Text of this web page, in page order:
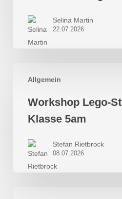
Selina Martin
22.07.2026
Allgemein
Lego-
Motion
Klasse
Workshop Lego-
Klasse 5am
Stefan Rietbrock
08.07.2026